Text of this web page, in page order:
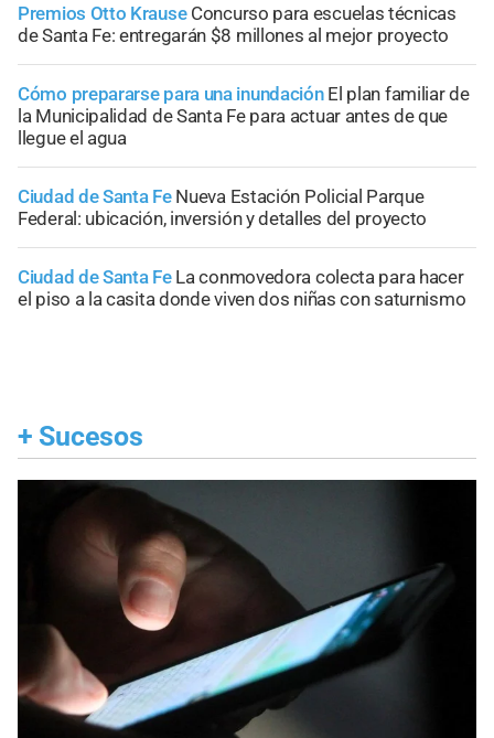
Premios Otto Krause Concurso para escuelas técnicas
de Santa Fe: entregarán $8 millones al mejor proyecto
Cómo prepararse para una inundación El plan familiar de
la Municipalidad de Santa Fe para actuar antes de que
llegue el agua
Ciudad de Santa Fe Nueva Estación Policial Parque
Federal: ubicación, inversión y detalles del proyecto
Ciudad de Santa Fe La conmovedora colecta para hacer
el piso a la casita donde viven dos niñas con saturnismo
+ Sucesos